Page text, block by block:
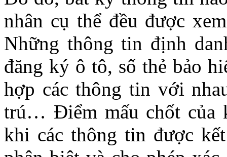
nhân cụ thể đều được
Những thông tin định
đăng ký ô tô, số thẻ bảo
hợp các thông tin với
trú… Điểm mấu chốt của
khi các thông tin được